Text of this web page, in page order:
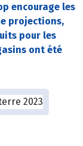
encourage les
projections,
pour les
ont été